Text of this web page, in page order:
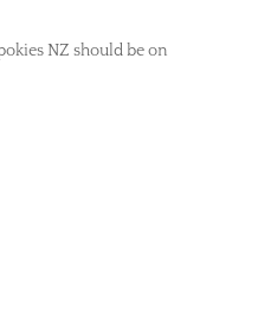
NZ should be on